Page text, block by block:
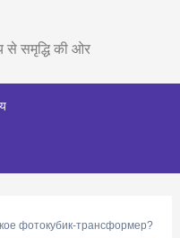
से समृद्धि की ओर
фотокубик-трансформер?